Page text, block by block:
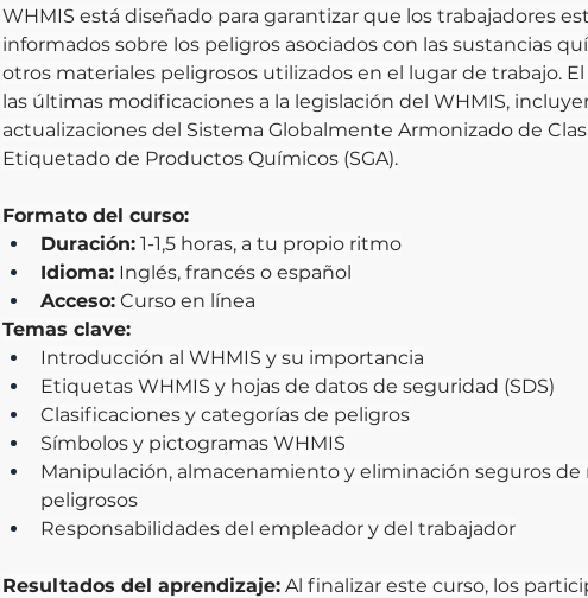
WHMIS está diseñado para garantizar que los trabajadores
informados sobre los peligros asociados con las sustancias
otros materiales peligrosos utilizados en el lugar de trabajo. El
las últimas modificaciones a la legislación del WHMIS,
actualizaciones del Sistema Globalmente Armonizado de
Etiquetado de Productos Químicos (SGA).
Formato del curso:
Duración: 1-1,5 horas, a tu propio ritmo
Idioma: Inglés, francés o español
Acceso: Curso en línea
Temas clave:
Introducción al WHMIS y su importancia
Etiquetas WHMIS y hojas de datos de seguridad (SDS)
Clasificaciones y categorías de peligros
Símbolos y pictogramas WHMIS
Manipulación, almacenamiento y eliminación seguros de
peligrosos
Responsabilidades del empleador y del trabajador
Resultados del aprendizaje: Al finalizar este curso, los